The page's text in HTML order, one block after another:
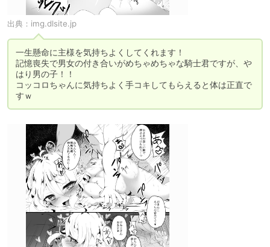
出典： img.dlsite.jp
一生懸命に主様を気持ちよくしてくれます！
記憶喪失で男女の付き合いがめちゃめちゃな騎士君ですが、や
はり男の子！！
コッコロちゃんに気持ちよく手コキしてもらえると体は正直で
すｗ